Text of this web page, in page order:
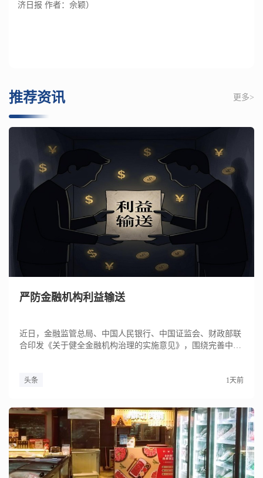
济日报 作者：佘颖）
推荐资讯 更多>
严防金融机构利益输送
近日，金融监管总局、中国人民银行、中国证监会、财政部联
合印发《关于健全金融机构治理的实施意见》，围绕完善中国
头条 1天前